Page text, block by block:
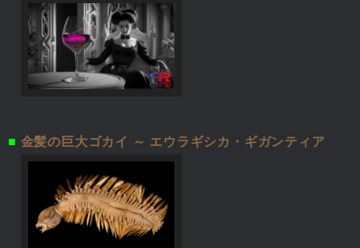
■ 金髪の巨大ゴカイ ～ エウラギシカ・ギガンティア